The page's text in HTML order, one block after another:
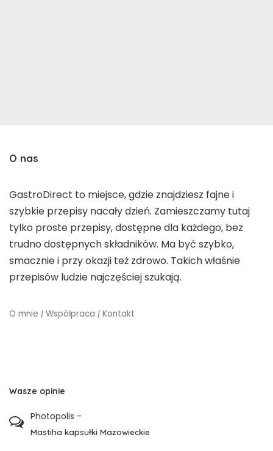
O nas
GastroDirect to miejsce, gdzie znajdziesz fajne i
szybkie przepisy nacały dzień. Zamieszczamy tutaj
tylko proste przepisy, dostępne dla każdego, bez
trudno dostępnych składników. Ma być szybko,
smacznie i przy okazji też zdrowo. Takich właśnie
przepisów ludzie najczęściej szukają.
O mnie | Współpraca | Kontakt
Wasze opinie
Photopolis -
Mastiha kapsułki Mazowieckie